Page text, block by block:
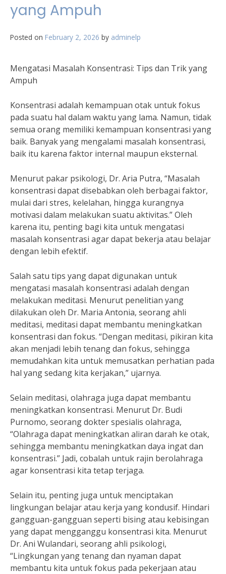
yang Ampuh
Posted on February 2, 2026 by adminelp
Mengatasi Masalah Konsentrasi: Tips dan Trik yang
Ampuh
Konsentrasi adalah kemampuan otak untuk fokus
pada suatu hal dalam waktu yang lama. Namun, tidak
semua orang memiliki kemampuan konsentrasi yang
baik. Banyak yang mengalami masalah konsentrasi,
baik itu karena faktor internal maupun eksternal.
Menurut pakar psikologi, Dr. Aria Putra, “Masalah
konsentrasi dapat disebabkan oleh berbagai faktor,
mulai dari stres, kelelahan, hingga kurangnya
motivasi dalam melakukan suatu aktivitas.” Oleh
karena itu, penting bagi kita untuk mengatasi
masalah konsentrasi agar dapat bekerja atau belajar
dengan lebih efektif.
Salah satu tips yang dapat digunakan untuk
mengatasi masalah konsentrasi adalah dengan
melakukan meditasi. Menurut penelitian yang
dilakukan oleh Dr. Maria Antonia, seorang ahli
meditasi, meditasi dapat membantu meningkatkan
konsentrasi dan fokus. “Dengan meditasi, pikiran kita
akan menjadi lebih tenang dan fokus, sehingga
memudahkan kita untuk memusatkan perhatian pada
hal yang sedang kita kerjakan,” ujarnya.
Selain meditasi, olahraga juga dapat membantu
meningkatkan konsentrasi. Menurut Dr. Budi
Purnomo, seorang dokter spesialis olahraga,
“Olahraga dapat meningkatkan aliran darah ke otak,
sehingga membantu meningkatkan daya ingat dan
konsentrasi.” Jadi, cobalah untuk rajin berolahraga
agar konsentrasi kita tetap terjaga.
Selain itu, penting juga untuk menciptakan
lingkungan belajar atau kerja yang kondusif. Hindari
gangguan-gangguan seperti bising atau kebisingan
yang dapat mengganggu konsentrasi kita. Menurut
Dr. Ani Wulandari, seorang ahli psikologi,
“Lingkungan yang tenang dan nyaman dapat
membantu kita untuk fokus pada pekerjaan atau